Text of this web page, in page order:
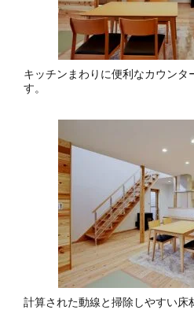
キッチンまわりに便利なカウンタ
す。
計算された動線と掃除しやすい床